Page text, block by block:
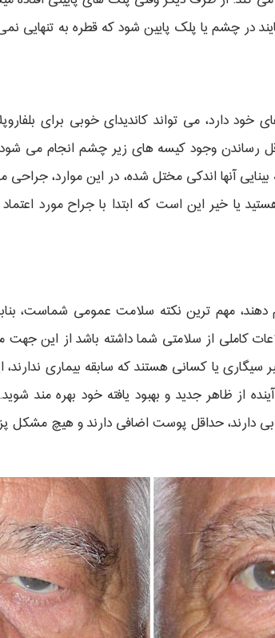
چشم یا پلک پایین شود که قطره به تنهایی
دارد، می تواند کاندیدای خوبی برای
وجود کیسه های زیر چشم انجام می
آنها اندکی مختل شده، در این موارد، جراحی
یا خیر این است که ابتدا با جراح مورد
دهند، مهم ترین نکته سلامت عمومی شماست،
کاملی از سلامتی شما داشته باشد از این جهت
سیگاری یا کسانی هستند که سابقه بیماری
از ظاهر جدید و بهبود یافته خود بهره مند
دارند، حداقل پوست اضافی دارند و هیچ